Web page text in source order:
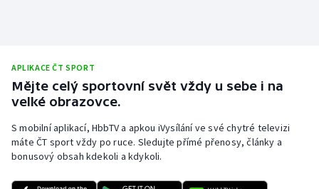
APLIKACE ČT SPORT
Mějte celý sportovní svět vždy u sebe i na
velké obrazovce.
S mobilní aplikací, HbbTV a apkou iVysílání ve své chytré televizi
máte ČT sport vždy po ruce. Sledujte přímé přenosy, články a
bonusový obsah kdekoli a kdykoli.